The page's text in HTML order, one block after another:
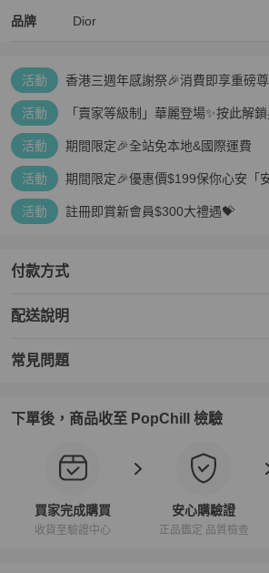
品牌
Dior精品 女包品牌介紹
Dior
Dior推薦清單
活動
香港三週年感謝祭🎉消費即享重磅尊
活動 「賣家等級制」華麗登場✨按此解鎖
活動 期間限定🎉全站免本地&國際運費
活動 期間限定🎉優惠價$199保你心安「
活動 註冊即賞新會員$300大禮遇💝
付款方式
配送說明
常見問題
下單後，商品收至 PopChill 檢驗
買家完成購買
收貨至驗證中心
安心購驗證
正品鑑定 品質檢查